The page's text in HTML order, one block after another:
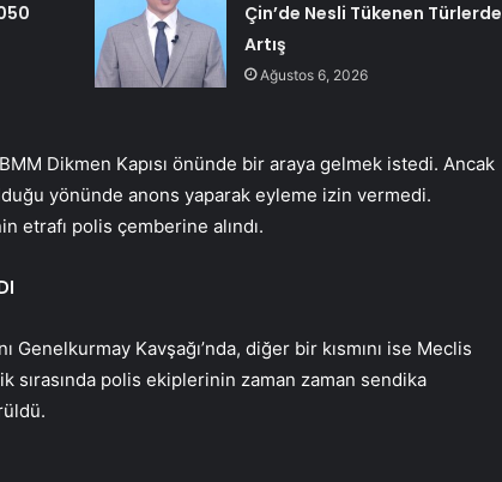
Çin’de Nesli Tükenen Türlerde
Artış
Ağustos 6, 2026
Dikmen Kapısı önünde bir araya gelmek istedi. Ancak
yönünde anons yaparak eyleme izin vermedi.
etrafı polis çemberine alındı.
Kavşağı’nda, diğer bir kısmını ise Meclis
sırasında polis ekiplerinin zaman zaman sendika